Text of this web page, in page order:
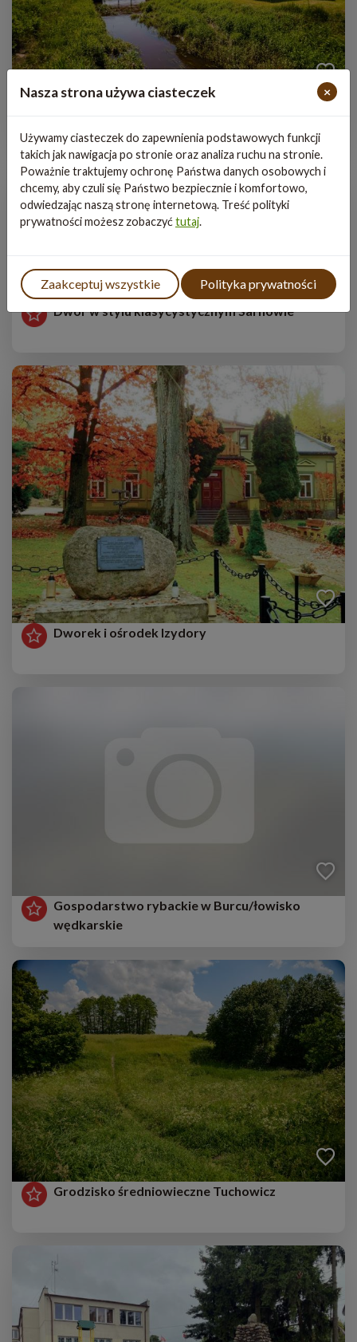
Nasza strona używa ciasteczek ×
Używamy ciasteczek do zapewnienia podstawowych funkcji
takich jak nawigacja po stronie oraz analiza ruchu na stronie.
Poważnie traktujemy ochronę Państwa danych osobowych i
chcemy, aby czuli się Państwo bezpiecznie i komfortowo,
odwiedzając naszą stronę internetową. Treść polityki
prywatności możesz zobaczyćtutaj.
Zaakceptuj wszystkie Polityka prywatności
Dwór w stylu klasycystycznym Sarnowie
Dworek i ośrodek Izydory
Gospodarstwo rybackie w Burcu/łowisko
wędkarskie
Grodzisko średniowieczne Tuchowicz